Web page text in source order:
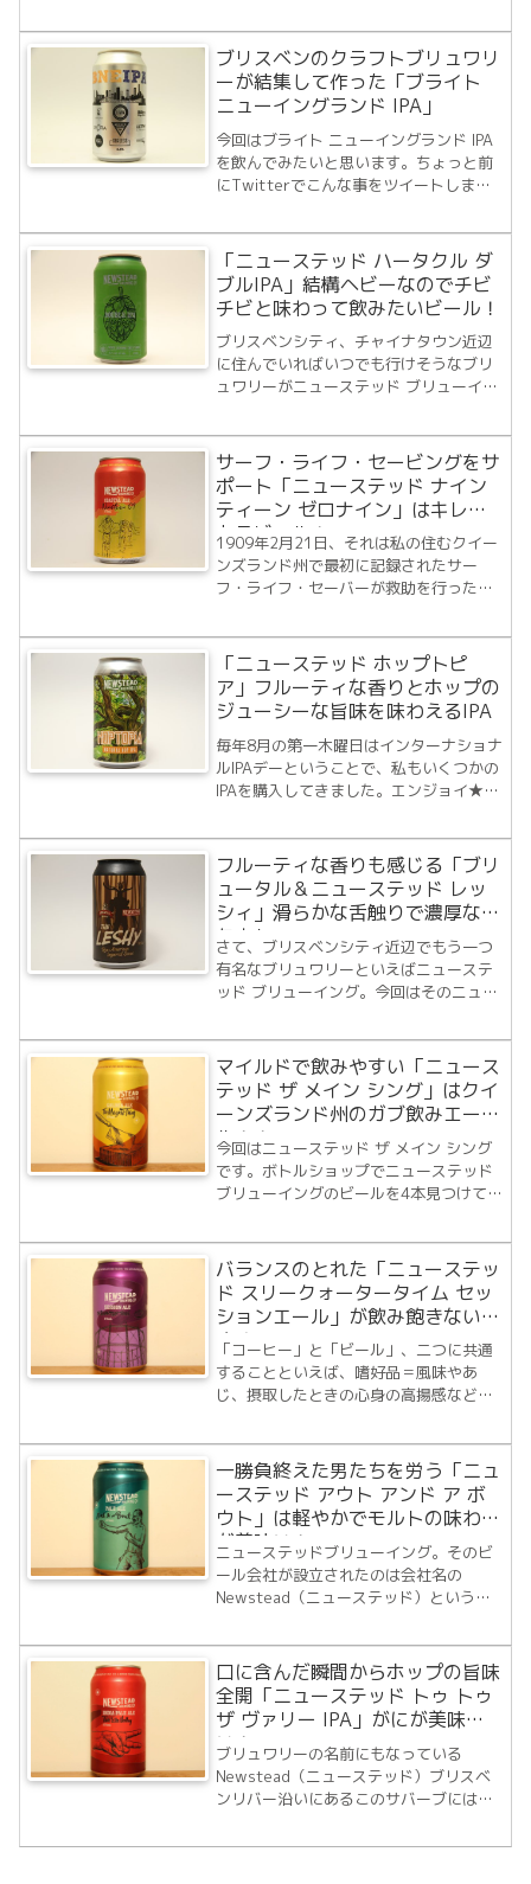
ビールタイプは別名でブラックIPA。そう
いうと、あー飲んだことあるなぁ、とな
るのですが名前で一捻りしているんでな
ん...
ブリスベンのクラフトブリュワリ
ーが結集して作った「ブライト
ニューイングランド IPA」
今回はブライト ニューイングランド IPA
を飲んでみたいと思います。ちょっと前
にTwitterでこんな事をツイートしまし
ュワリーがチャリティーLIVINのために作
ったビールBNE IPA今年で3回目となるこ
の企画、年々参加する...
「ニューステッド ハータクル ダ
ブルIPA」結構ヘビーなのでチビ
チビと味わって飲みたいビール！
ブリスベンシティ、チャイナタウン近辺
に住んでいればいつでも行けそうなブリ
ュワリーがニューステッド ブリューイン
にそのニューステッド ブリューイングの
ビール、ハータクル ダブル IPAです。ま
だ直接行ったことのないこの二つのブリ
ュ...
サーフ・ライフ・セービングをサ
ポート「ニューステッド ナイン
ティーン ゼロナイン」はキレの
あるビール！
1909年2月21日、それは私の住むクイー
ンズランド州で最初に記録されたサー
フ・ライフ・セーバーが救助を行った日
ンマウントで遊泳していた際、リップ
（波の裂け目）にさらわれたのです。そ
れを見ていたサーフ・ライフ・セーバー
は古いラ...
「ニューステッド ホップトピ
ア」フルーティな香りとホップの
ジューシーな旨味を味わえるIPA
毎年8月の第一木曜日はインターナショナ
ルIPAデーということで、私もいくつかの
IPAを購入してきました。エンジョイ★ビ
ます。まず、今回はニューステッド ブリ
ューイングよりInternational IPA Dayの
ために作られた...
フルーティな香りも感じる「ブリ
ュータル＆ニューステッド レッ
シィ」滑らかな舌触りで濃厚なス
タウト
さて、ブリスベンシティ近辺でもう一つ
有名なブリュワリーといえばニューステ
ッド ブリューイング。今回はそのニュー
ブリュワーズというブリュワーリーがコ
ラボしたビール、ブリュータル ブリュワ
ーズ＆ニューステッド ブリューイング
ザ...
マイルドで飲みやすい「ニュース
テッド ザ メイン シング」はクイ
ーンズランド州のガブ飲みエー
ル！！
今回はニューステッド ザ メイン シング
です。ボトルショップでニューステッド
ブリューイングのビールを4本見つけて全
最後の1本となります。他の3本はそれぞ
れの個性があって美味しいビールたちだ
ったので最後の1本にも期待が持てま
す。...
バランスのとれた「ニューステッ
ド スリークォータータイム セッ
ションエール」が飲み飽きないう
まさ！
「コーヒー」と「ビール」、二つに共通
することといえば、嗜好品＝風味やあ
じ、摂取したときの心身の高揚感など味
品、飲料や喫煙物ということではないで
しょうか。Newstead Brewing（ニュー
ステッド ブリューイング）のブリュワ...
一勝負終えた男たちを労う「ニュ
ーステッド アウト アンド ア ボ
ウト」は軽やかでモルトの味わい
が美味い！
ニューステッドブリューイング。そのビ
ール会社が設立されたのは会社名の
Newstead（ニューステッド）というサ
ン）というこれまたお洒落なサバーブに
パブレストランをオープンさせていま
す。ニューステッドの店舗もパブレスト
ラ...
口に含んだ瞬間からホップの旨味
全開「ニューステッド トゥ トゥ
ザ ヴァリー IPA」がにが美味
い！
ブリュワリーの名前にもなっている
Newstead（ニューステッド）ブリスベ
ンリバー沿いにあるこのサバーブにはニ
クイーンズランド州最初の総督のために